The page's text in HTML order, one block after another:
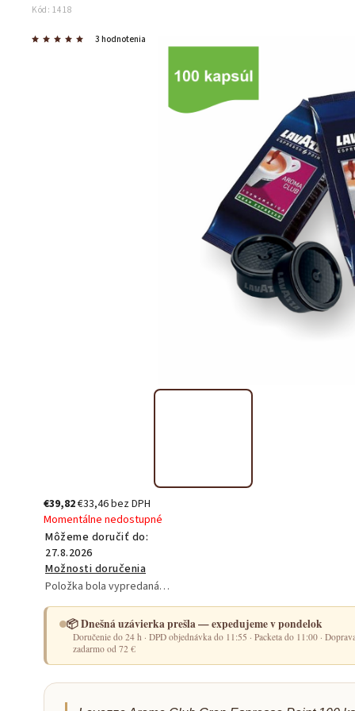
Kód: 1418
3 hodnotenia
€39,82€33,46 bez DPH
Momentálne nedostupné
Môžeme doručiť do:
27.8.2026
Možnosti doručenia
Položka bola vypredaná…
📦 Dnešná uzávierka prešla — expedujeme v pondelok
Doručenie do 24 h · DPD objednávka do 11:55 · Packeta do 11:00 ·
zadarmo od 72 €